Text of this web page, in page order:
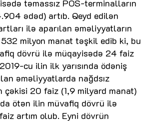
təmassız POS-terminalların
ədəd) artıb. Qeyd edilən
ilə aparılan əməliyyatların
milyon manat təşkil edib ki, bu
dövrü ilə müqayisədə 24 faiz
cu ilin ilk yarısında ödəniş
əməliyyatlarda nağdsız
çəkisi 20 faiz (1,9 milyard manat)
ötən ilin müvafiq dövrü ilə
artım olub. Eyni dövrün